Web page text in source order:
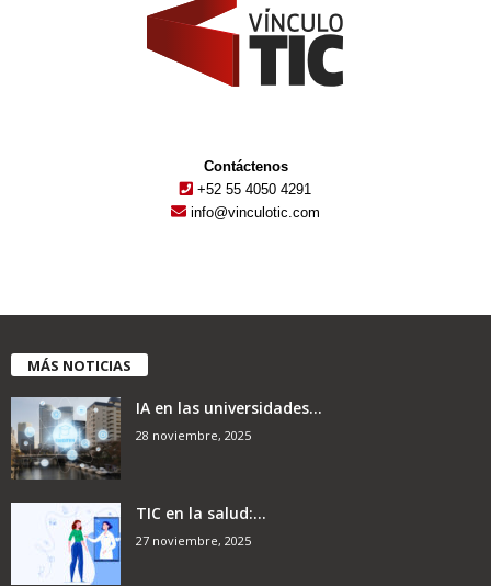
Contáctenos
+52 55 4050 4291
info@vinculotic.com
MÁS NOTICIAS
IA en las universidades...
28 noviembre, 2025
TIC en la salud:...
27 noviembre, 2025